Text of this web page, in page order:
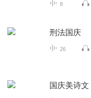
8
刑法国庆
26
国庆美诗文